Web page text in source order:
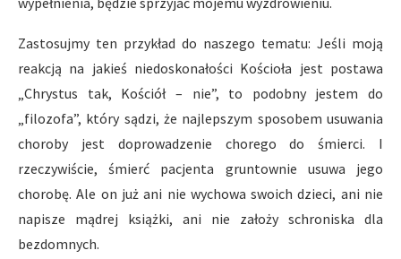
Zastosujmy ten przykład do naszego tematu: Jeśli moją
reakcją na jakieś niedoskonałości Kościoła jest postawa
„Chrystus tak, Kościół – nie”, to podobny jestem do
„filozofa”, który sądzi, że najlepszym sposobem usuwania
choroby jest doprowadzenie chorego do śmierci. I
rzeczywiście, śmierć pacjenta gruntownie usuwa jego
chorobę. Ale on już ani nie wychowa swoich dzieci, ani nie
napisze mądrej książki, ani nie założy schroniska dla
bezdomnych.